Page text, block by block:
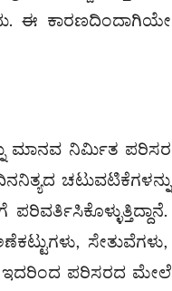
ಈ ಕಾರಣದಿಂದಾಗಿಯೇ
ಮಾನವ ನಿರ್ಮಿತ ಪರಿಸರ
ಚಟುವಟಿಕೆಗಳನ್ನು
ಸೇತುವೆಗಳು,
ಇದರಿಂದ ಪರಿಸರದ ಮೇಲೆ